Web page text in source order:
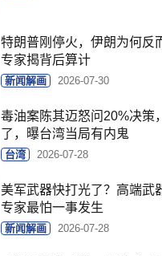
特朗普刚停火，伊朗为何反
专家揭背后算计
新闻解画 2026-07-30
毒油案陈其迈怒问20%决策
了，曝台湾当局有内鬼
台湾 2026-07-28
美军武器快打光了？高端武
专家最怕一事发生
新闻解画 2026-07-28